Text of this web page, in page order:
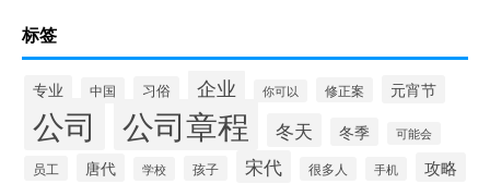
标签
专业 中国 习俗 企业 你可以 修正案 元宵节
公司 公司章程 冬天 冬季 可能会
员工 唐代 学校 孩子 宋代 很多人 手机 攻略